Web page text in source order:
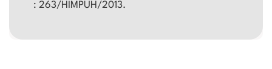
: 263/HIMPUH/2013.